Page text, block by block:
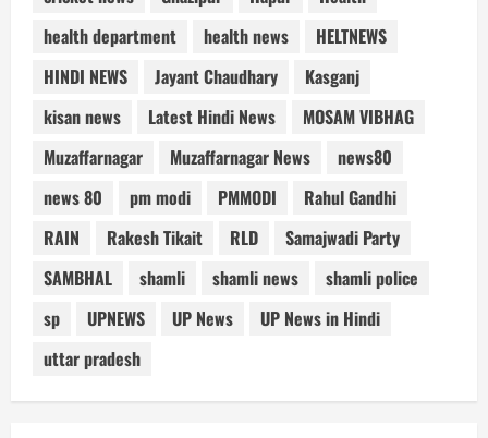
health department
health news
HELTNEWS
HINDI NEWS
Jayant Chaudhary
Kasganj
kisan news
Latest Hindi News
MOSAM VIBHAG
Muzaffarnagar
Muzaffarnagar News
news80
news 80
pm modi PMMODI
Rahul Gandhi
RAIN
Rakesh Tikait RLD
Samajwadi Party
SAMBHAL
shamli shamli news
shamli police
sp
UPNEWS UP News
UP News in Hindi
uttar pradesh